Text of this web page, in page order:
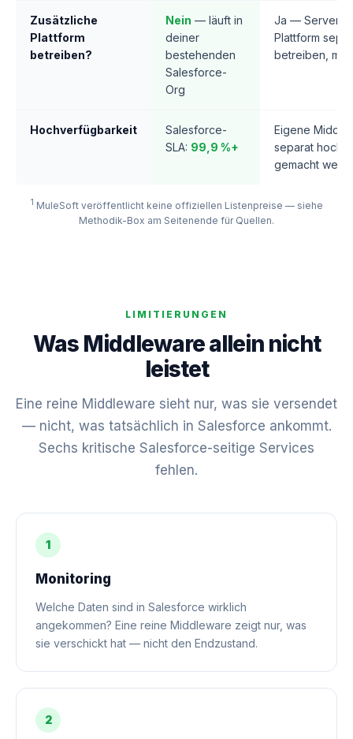
Zusätzliche
Plattform
betreiben?
Nein — läuft in
deiner
bestehenden
Salesforce-
Org
Ja — Server /
Plattform
betreiben,
Hochverfügbarkeit
Salesforce-
SLA: 99,9 %+
Eigene
separat
gemacht
1 MuleSoft veröffentlicht keine offiziellen Listenpreise — siehe
Methodik-Box am Seitenende für Quellen.
LIMITIERUNGEN
Was Middleware allein nicht
leistet
Eine reine Middleware sieht nur, was sie versendet
— nicht, was tatsächlich in Salesforce ankommt.
Sechs kritische Salesforce-seitige Services
fehlen.
1
Monitoring
Welche Daten sind in Salesforce wirklich
angekommen? Eine reine Middleware zeigt nur, was
sie verschickt hat — nicht den Endzustand.
2